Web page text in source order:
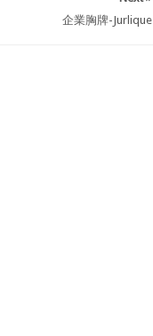
企業胸牌-Jurlique